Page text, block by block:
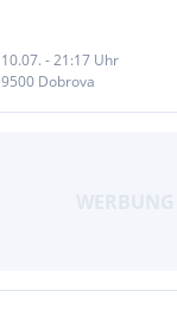
10.07. - 21:17 Uhr
9500 Dobrova